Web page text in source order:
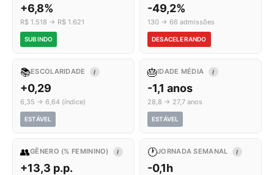
+6,8%
R$ 1.518 → R$ 1.621
SUBINDO
-49,2%
130 → 66 admissões
DESACELERANDO
📚ESCOLARIDADE I
+0,29
6,35 → 6,64 (índice)
ESTÁVEL
🎂IDADE MÉDIA I
-1,1 anos
28,8 → 27,7 anos
ESTÁVEL
👥GÊNERO (% FEMININO) I
+13,3 p.p.
🕐JORNADA SEMANAL I
-0,1h